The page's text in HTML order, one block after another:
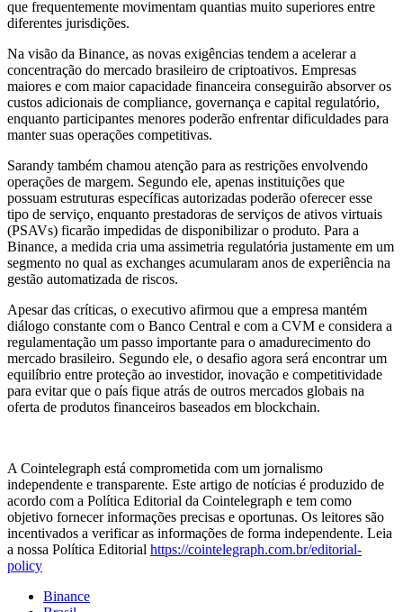
que frequentemente movimentam quantias muito superiores entre
diferentes jurisdições.
Na visão da Binance, as novas exigências tendem a acelerar a
concentração do mercado brasileiro de criptoativos. Empresas
maiores e com maior capacidade financeira conseguirão absorver os
custos adicionais de compliance, governança e capital regulatório,
enquanto participantes menores poderão enfrentar dificuldades para
manter suas operações competitivas.
Sarandy também chamou atenção para as restrições envolvendo
operações de margem. Segundo ele, apenas instituições que
possuam estruturas específicas autorizadas poderão oferecer esse
tipo de serviço, enquanto prestadoras de serviços de ativos virtuais
(PSAVs) ficarão impedidas de disponibilizar o produto. Para a
Binance, a medida cria uma assimetria regulatória justamente em um
segmento no qual as exchanges acumularam anos de experiência na
gestão automatizada de riscos.
Apesar das críticas, o executivo afirmou que a empresa mantém
diálogo constante com o Banco Central e com a CVM e considera a
regulamentação um passo importante para o amadurecimento do
mercado brasileiro. Segundo ele, o desafio agora será encontrar um
equilíbrio entre proteção ao investidor, inovação e competitividade
para evitar que o país fique atrás de outros mercados globais na
oferta de produtos financeiros baseados em blockchain.
A Cointelegraph está comprometida com um jornalismo
independente e transparente. Este artigo de notícias é produzido de
acordo com a Política Editorial da Cointelegraph e tem como
objetivo fornecer informações precisas e oportunas. Os leitores são
incentivados a verificar as informações de forma independente. Leia
a nossa Política Editorial https://cointelegraph.com.br/editorial-
policy
Binance